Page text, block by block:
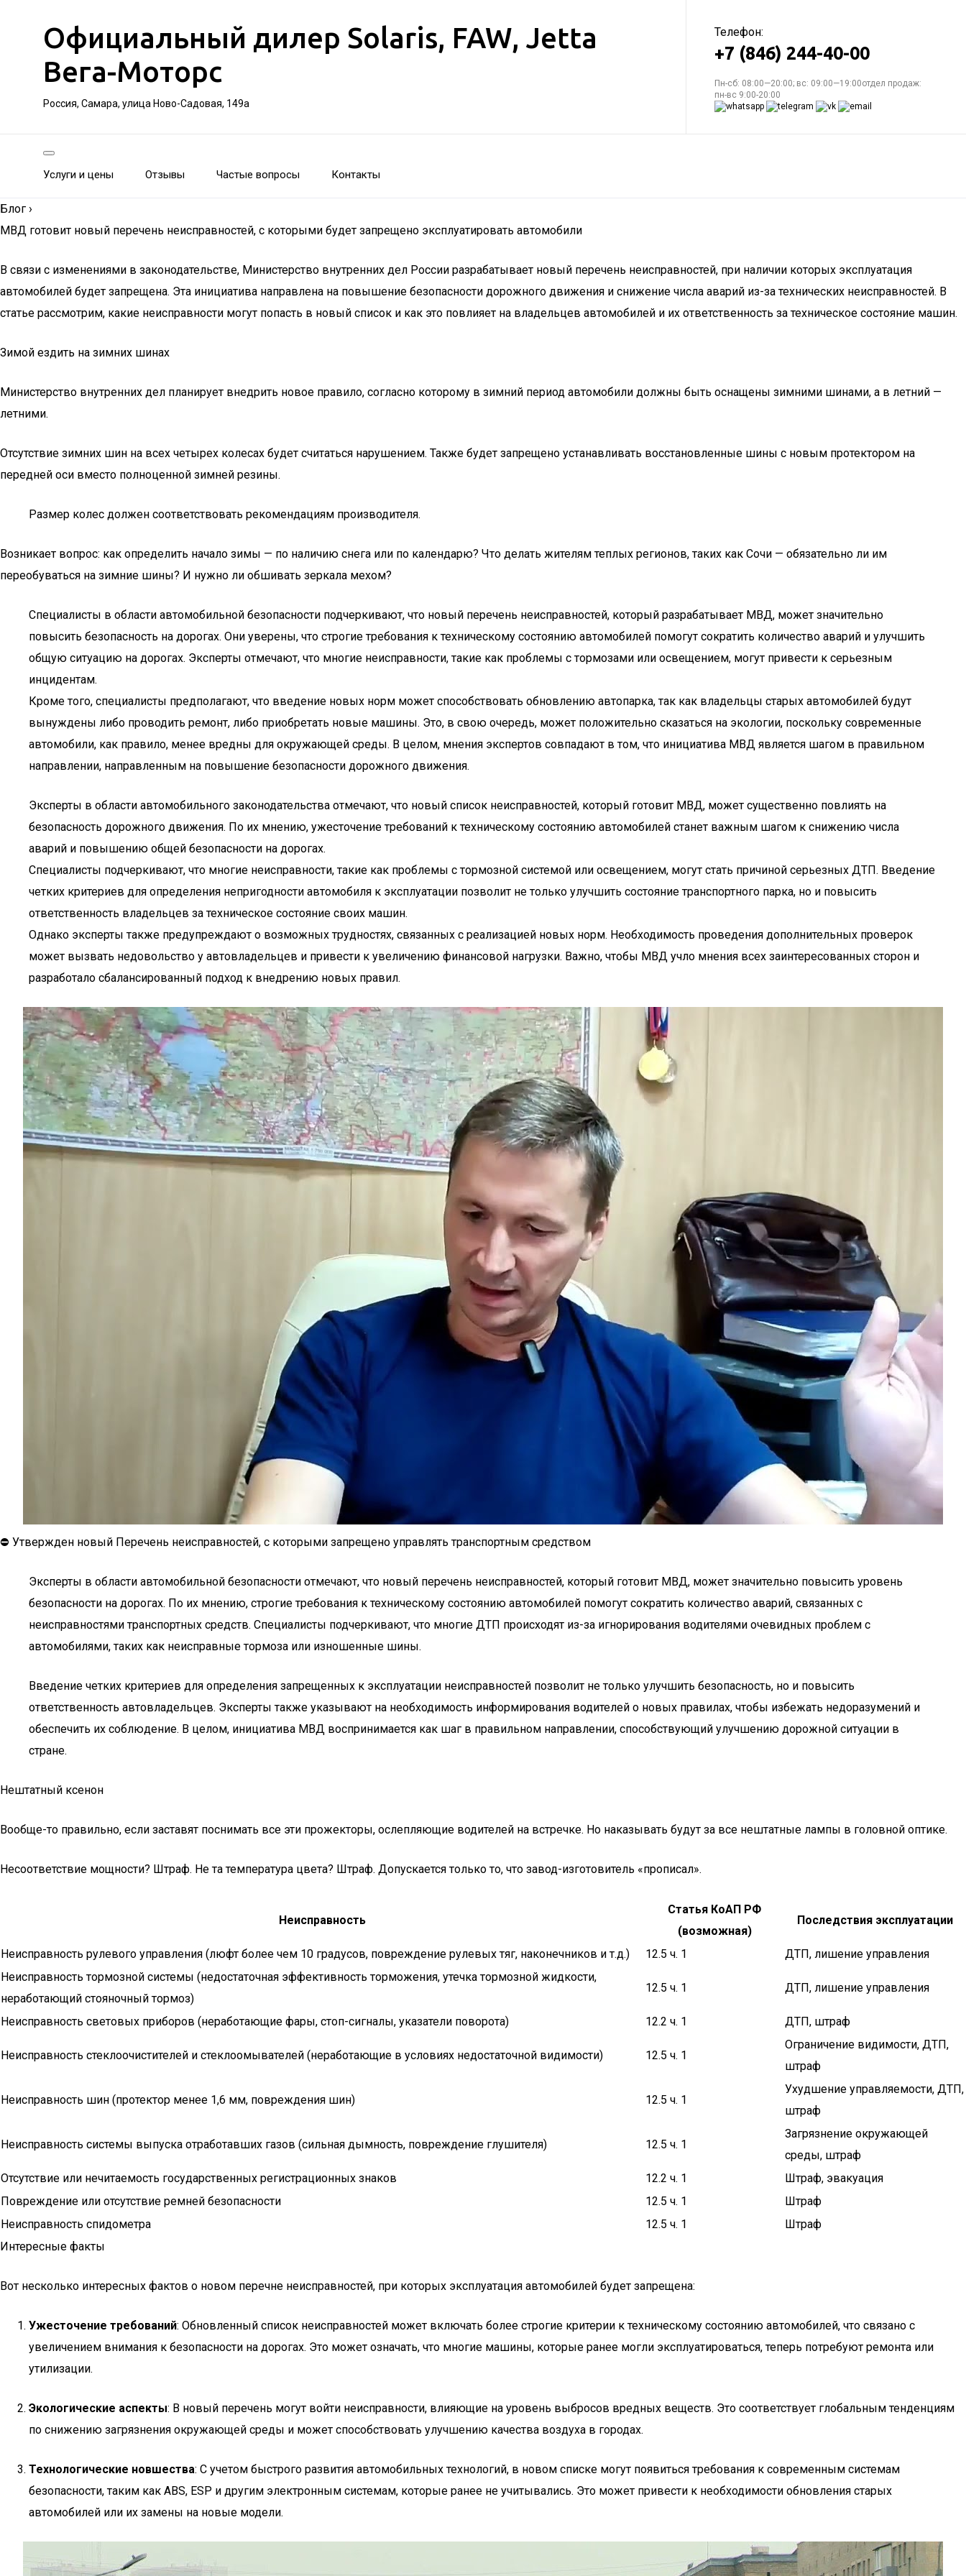
Официальный дилер Solaris, FAW, Jetta
Вега-Моторс
Россия, Самара, улица Ново-Садовая, 149а
Телефон:
+7 (846) 244-40-00
Пн-сб: 08:00—20:00; вс: 09:00—19:00отдел продаж:
пн-вс 9:00-20:00
Услуги и цены Отзывы Частые вопросы Контакты
Блог ›
МВД готовит новый перечень неисправностей, с которыми будет запрещено эксплуатировать автомобили
В связи с изменениями в законодательстве, Министерство внутренних дел России разрабатывает новый перечень неисправностей, при наличии которых эксплуатация
автомобилей будет запрещена. Эта инициатива направлена на повышение безопасности дорожного движения и снижение числа аварий из-за технических неисправностей. В
статье рассмотрим, какие неисправности могут попасть в новый список и как это повлияет на владельцев автомобилей и их ответственность за техническое состояние машин.
Зимой ездить на зимних шинах
Министерство внутренних дел планирует внедрить новое правило, согласно которому в зимний период автомобили должны быть оснащены зимними шинами, а в летний —
летними.
Отсутствие зимних шин на всех четырех колесах будет считаться нарушением. Также будет запрещено устанавливать восстановленные шины с новым протектором на
передней оси вместо полноценной зимней резины.
Размер колес должен соответствовать рекомендациям производителя.
Возникает вопрос: как определить начало зимы — по наличию снега или по календарю? Что делать жителям теплых регионов, таких как Сочи — обязательно ли им
переобуваться на зимние шины? И нужно ли обшивать зеркала мехом?
Специалисты в области автомобильной безопасности подчеркивают, что новый перечень неисправностей, который разрабатывает МВД, может значительно
повысить безопасность на дорогах. Они уверены, что строгие требования к техническому состоянию автомобилей помогут сократить количество аварий и улучшить
общую ситуацию на дорогах. Эксперты отмечают, что многие неисправности, такие как проблемы с тормозами или освещением, могут привести к серьезным
инцидентам.
Кроме того, специалисты предполагают, что введение новых норм может способствовать обновлению автопарка, так как владельцы старых автомобилей будут
вынуждены либо проводить ремонт, либо приобретать новые машины. Это, в свою очередь, может положительно сказаться на экологии, поскольку современные
автомобили, как правило, менее вредны для окружающей среды. В целом, мнения экспертов совпадают в том, что инициатива МВД является шагом в правильном
направлении, направленным на повышение безопасности дорожного движения.
Эксперты в области автомобильного законодательства отмечают, что новый список неисправностей, который готовит МВД, может существенно повлиять на
безопасность дорожного движения. По их мнению, ужесточение требований к техническому состоянию автомобилей станет важным шагом к снижению числа
аварий и повышению общей безопасности на дорогах.
Специалисты подчеркивают, что многие неисправности, такие как проблемы с тормозной системой или освещением, могут стать причиной серьезных ДТП. Введение
четких критериев для определения непригодности автомобиля к эксплуатации позволит не только улучшить состояние транспортного парка, но и повысить
ответственность владельцев за техническое состояние своих машин.
Однако эксперты также предупреждают о возможных трудностях, связанных с реализацией новых норм. Необходимость проведения дополнительных проверок
может вызвать недовольство у автовладельцев и привести к увеличению финансовой нагрузки. Важно, чтобы МВД учло мнения всех заинтересованных сторон и
разработало сбалансированный подход к внедрению новых правил.
⛔ Утвержден новый Перечень неисправностей, с которыми запрещено управлять транспортным средством
Эксперты в области автомобильной безопасности отмечают, что новый перечень неисправностей, который готовит МВД, может значительно повысить уровень
безопасности на дорогах. По их мнению, строгие требования к техническому состоянию автомобилей помогут сократить количество аварий, связанных с
неисправностями транспортных средств. Специалисты подчеркивают, что многие ДТП происходят из-за игнорирования водителями очевидных проблем с
автомобилями, таких как неисправные тормоза или изношенные шины.
Введение четких критериев для определения запрещенных к эксплуатации неисправностей позволит не только улучшить безопасность, но и повысить
ответственность автовладельцев. Эксперты также указывают на необходимость информирования водителей о новых правилах, чтобы избежать недоразумений и
обеспечить их соблюдение. В целом, инициатива МВД воспринимается как шаг в правильном направлении, способствующий улучшению дорожной ситуации в
стране.
Нештатный ксенон
Вообще-то правильно, если заставят поснимать все эти прожекторы, ослепляющие водителей на встречке. Но наказывать будут за все нештатные лампы в головной оптике.
Несоответствие мощности? Штраф. Не та температура цвета? Штраф. Допускается только то, что завод-изготовитель «прописал».
Неисправность
Статья КоАП РФ
(возможная)
Последствия эксплуатации
Неисправность рулевого управления (люфт более чем 10 градусов, повреждение рулевых тяг, наконечников и т.д.) 12.5 ч. 1
ДТП, лишение управления
Неисправность тормозной системы (недостаточная эффективность торможения, утечка тормозной жидкости,
неработающий стояночный тормоз)
12.5 ч. 1 ДТП, лишение управления
Неисправность световых приборов (неработающие фары, стоп-сигналы, указатели поворота) 12.2 ч. 1 ДТП, штраф
Неисправность стеклоочистителей и стеклоомывателей (неработающие в условиях недостаточной видимости) 12.5 ч. 1
Ограничение видимости, ДТП,
штраф
Неисправность шин (протектор менее 1,6 мм, повреждения шин) 12.5 ч. 1
Ухудшение управляемости, ДТП,
штраф
Неисправность системы выпуска отработавших газов (сильная дымность, повреждение глушителя) 12.5 ч. 1
Загрязнение окружающей
среды, штраф
Отсутствие или нечитаемость государственных регистрационных знаков
12.2 ч. 1
Штраф, эвакуация
Повреждение или отсутствие ремней безопасности
12.5 ч. 1
Штраф
Неисправность спидометра
12.5 ч. 1
Штраф
Интересные факты
Вот несколько интересных фактов о новом перечне неисправностей, при которых эксплуатация автомобилей будет запрещена:
Ужесточение требований: Обновленный список неисправностей может включать более строгие критерии к техническому состоянию автомобилей, что связано с
увеличением внимания к безопасности на дорогах. Это может означать, что многие машины, которые ранее могли эксплуатироваться, теперь потребуют ремонта или
утилизации.
Экологические аспекты: В новый перечень могут войти неисправности, влияющие на уровень выбросов вредных веществ. Это соответствует глобальным тенденциям
по снижению загрязнения окружающей среды и может способствовать улучшению качества воздуха в городах.
Технологические новшества: С учетом быстрого развития автомобильных технологий, в новом списке могут появиться требования к современным системам
безопасности, таким как ABS, ESP и другим электронным системам, которые ранее не учитывались. Это может привести к необходимости обновления старых
автомобилей или их замены на новые модели.